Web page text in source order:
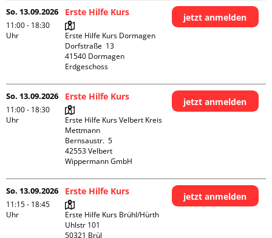
So. 13.09.2026
11:00 - 18:30
Uhr
Erste Hilfe Kurs
Erste Hilfe Kurs Dormagen
Dorfstraße  13
41540 Dormagen
Erdgeschoss
jetzt anmelden
So. 13.09.2026
11:00 - 18:30
Uhr
Erste Hilfe Kurs
Erste Hilfe Kurs Velbert Kreis
Mettmann
Bernsaustr.  5
42553 Velbert
Wippermann GmbH
jetzt anmelden
So. 13.09.2026
11:15 - 18:45
Uhr
Erste Hilfe Kurs
Erste Hilfe Kurs Brühl/Hürth
Uhlstr 101
50321 Brül
jetzt anmelden